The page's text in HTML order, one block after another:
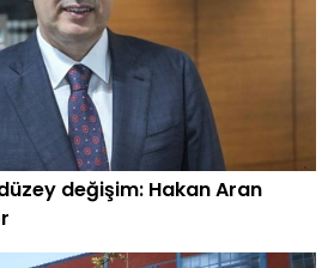
değişim: Hakan Aran